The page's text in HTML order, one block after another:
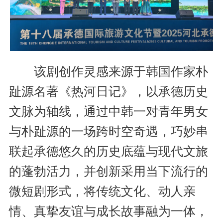
该剧创作灵感来源于韩国作家朴
趾源名著《热河日记》，以承德历史
文脉为轴线，通过中韩一对青年男女
与朴趾源的一场跨时空奇遇，巧妙串
联起承德悠久的历史底蕴与现代文旅
的蓬勃活力，并创新采用当下流行的
微短剧形式，将传统文化、动人亲
情、真挚友谊与成长故事融为一体，